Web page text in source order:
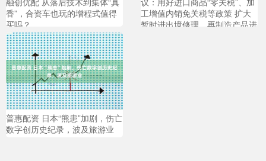
香”，合资车也玩的增程式值得
买吗？
工增值内销免关税等政策 扩大
暂时进出境修理、再制造产品进
普惠配资 日本“熊患”加剧，伤亡
数字创历史纪录，波及旅游业